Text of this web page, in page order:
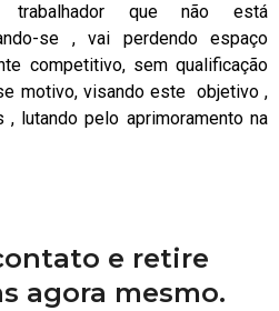
trabalhador que não está
se , vai perdendo espaço
competitivo, sem qualificação
motivo, visando este objetivo ,
lutando pelo aprimoramento na
e retire
agora mesmo.